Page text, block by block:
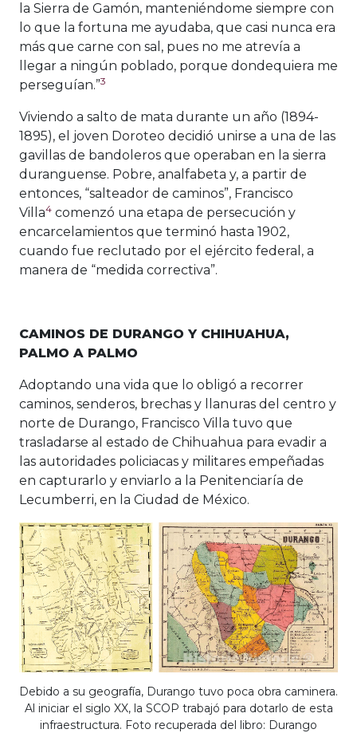
la Sierra de Gamón, manteniéndome siempre con
lo que la fortuna me ayudaba, que casi nunca era
más que carne con sal, pues no me atrevía a
llegar a ningún poblado, porque dondequiera me
perseguían.”3
Viviendo a salto de mata durante un año (1894-
1895), el joven Doroteo decidió unirse a una de las
gavillas de bandoleros que operaban en la sierra
duranguense. Pobre, analfabeta y, a partir de
entonces, “salteador de caminos”, Francisco
Villa4 comenzó una etapa de persecución y
encarcelamientos que terminó hasta 1902,
cuando fue reclutado por el ejército federal, a
manera de “medida correctiva”.
CAMINOS DE DURANGO Y CHIHUAHUA,
PALMO A PALMO
Adoptando una vida que lo obligó a recorrer
caminos, senderos, brechas y llanuras del centro y
norte de Durango, Francisco Villa tuvo que
trasladarse al estado de Chihuahua para evadir a
las autoridades policiacas y militares empeñadas
en capturarlo y enviarlo a la Penitenciaría de
Lecumberri, en la Ciudad de México.
Debido a su geografía, Durango tuvo poca obra caminera.
Al iniciar el siglo XX, la SCOP trabajó para dotarlo de esta
infraestructura. Foto recuperada del libro: Durango